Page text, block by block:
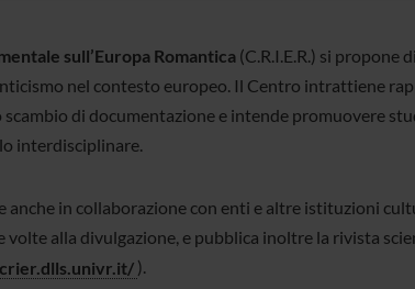
sull’Europa Romantica(C.R.I.E.R.) si propone
nel contesto europeo. Il Centro intrattiene
di documentazione e intende promuovere
interdisciplinare.
anche in collaborazione con enti e altre istituzioni
volte alla divulgazione, e pubblica inoltre la rivista
).